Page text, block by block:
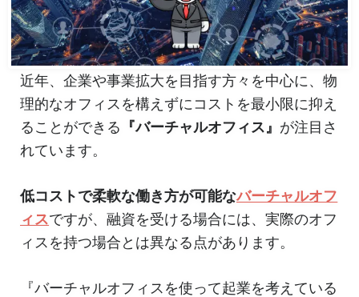
近年、企業や事業拡大を目指す方々を中心に、物
理的なオフィスを構えずにコストを最小限に抑え
ることができる 『バーチャルオフィス』 が注目さ
れています。
低コストで柔軟な働き方が可能なバーチャルオフ
ィスですが、融資を受ける場合には、実際のオフ
ィスを持つ場合とは異なる点があります。
『バーチャルオフィスを使って起業を考えている